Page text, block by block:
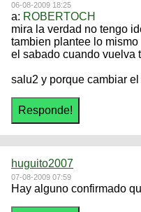
06-08-2009 18:25
a: ROBERTOCH
mira la verdad no tengo
tambien plantee lo mismo
el sabado cuando vuelva
salu2 y porque cambiar
huguito2007
07-08-2009 07:59
Hay alguno confirmado